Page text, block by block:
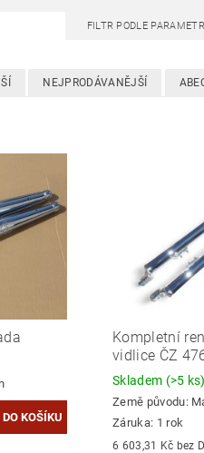
FILTR PODLE
NEJPRODÁVANĚJŠÍ
Kompletní
vidlice ČZ
Skladem (>5 ks)
Země původu:
Záruka: 1 rok
6 603,31 Kč